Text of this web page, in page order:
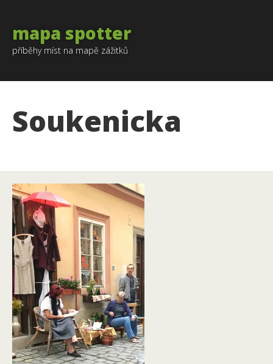
mapa spotter
příběhy míst na mapě zážitků
Soukenicka